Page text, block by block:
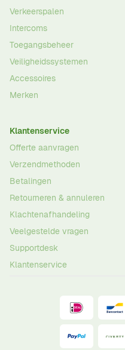
Verkeerspalen
Intercoms
Toegangsbeheer
Veiligheidssystemen
Accessoires
Merken
Klantenservice
Offerte aanvragen
Verzendmethoden
Betalingen
Retourneren & annuleren
Klachtenafhandeling
Veelgestelde vragen
Supportdesk
Klantenservice